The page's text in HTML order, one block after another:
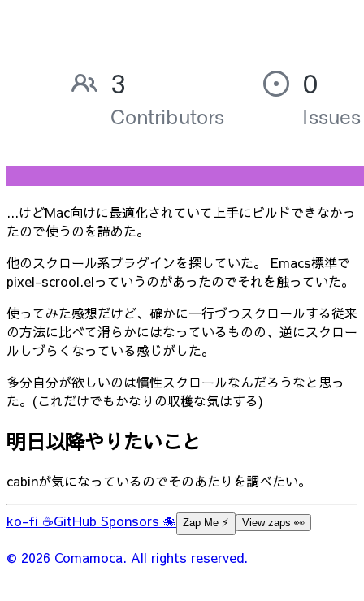
...けどMac向けに最適化されていて上手にビルドできなかっ
たので使うのを諦めた。
他のスクロール系プラグインを探していた。 Emacs標準で
pixel-scrool.elっていうのがあったのでそれを触っていた。
使ってみた感想だけど、確かに一行づつスクロールする従来
の方法に比べて滑らかにはなっているものの、逆にスクロー
ルしづらくなっている感じがした。
多分自分が欲しいのは慣性スクロールなんだろうなと思っ
た。(これだけでもかなりの収穫な気はする)
明日以降やりたいこと
cabinが気になっているのでそのあたりを調べたい。
ko-fi ☕GitHub Sponsors 🐙 Zap Me ⚡️ View zaps 👀
© 2026 Comamoca. All rights reserved.